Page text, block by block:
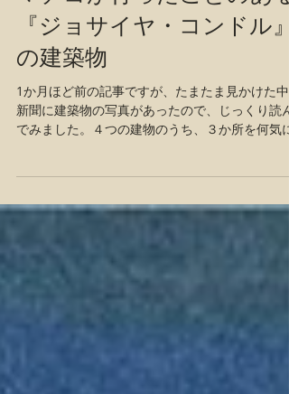
マチコが行ったことのある
『ジョサイヤ・コンドル』
の建築物
1か月ほど前の記事ですが、たまたま見かけた中
でみました。４つの建物のうち、３か所を何気に
た。 1枚目 清泉女子大本館 東京品川区にある清
りませ...